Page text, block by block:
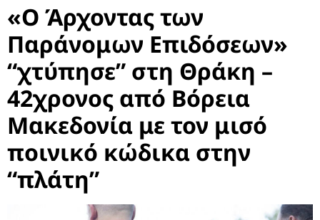
«Ο Άρχοντας των
Παράνομων Επιδόσεων»
“χτύπησε” στη Θράκη –
42χρονος από Βόρεια
Μακεδονία με τον μισό
ποινικό κώδικα στην
“πλάτη”